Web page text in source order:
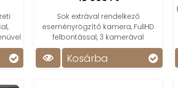
Sok extrával rendelkező
eseményrögzítő kamera, FullHD
felbontással, 3 kamerával
Kosárba